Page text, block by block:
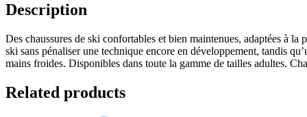
Description
Des chaussures de ski confortables et bien maintenues, adaptées à
ski sans pénaliser une technique encore en développement, tandis
mains froides. Disponibles dans toute la gamme de tailles adultes.
Related products